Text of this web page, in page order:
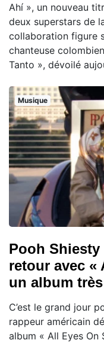
Ahí », un nouveau
deux superstars de
collaboration figure
chanteuse
Tanto », dévoilé
Musique
Pooh
retour avec «
un album
C’est le grand jour
rappeur américain
album « All Eyes